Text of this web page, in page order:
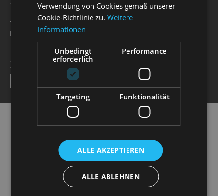
BESUCHERSERVICE
+49 351 32042 222
karten@staatsoperette.de
NEWSLETTER
Verwendung von Cookies gemäß unserer
Cookie-Richtlinie zu.Weitere
Informationen
Unbedingt
erforderlich
Performance
Targeting Funktionalität
ALLE AKZEPTIEREN
ALLE ABLEHNEN